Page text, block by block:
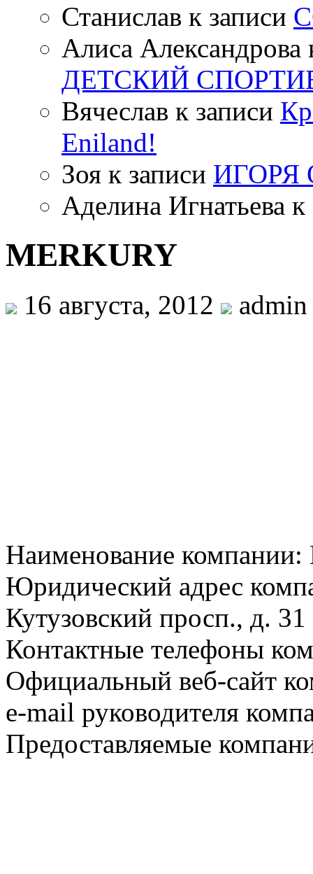
Станислав к записи
Алиса Александрова
ДЕТСКИЙ
Вячеслав к записи
Eniland!
Зоя к записи ИГОРЯ
Аделина Игнатьева к
MERKURY
16 августа, 2012 admin
Наименование
Юридический адрес
Кутузовский просп., д. 31
Контактные телефоны
Официальный веб-сайт
e-mail руководителя
Предоставляемые